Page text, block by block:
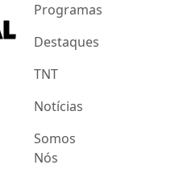
Programas
Destaques
TNT
Notícias
Somos
Nós